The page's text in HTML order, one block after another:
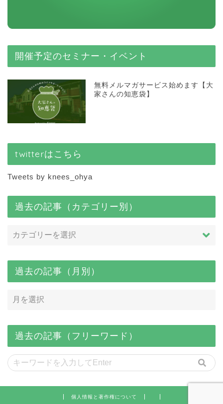
開催予定のセミナー・イベント
無料メルマガサービス始めます【大
家さんの知恵袋】
twitterはこちら
Tweets by knees_ohya
過去の記事（カテゴリー別）
過去の記事（月別）
過去の記事（フリーワード）
個人情報と著作権について